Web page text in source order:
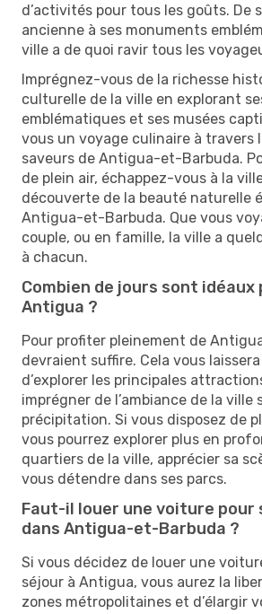
d’activités pour tous les goûts. De
ancienne à ses monuments
ville a de quoi ravir tous les
Imprégnez-vous de la richesse
culturelle de la ville en explorant
emblématiques et ses musées
vous un voyage culinaire à travers
saveurs de Antigua-et-Barbuda.
de plein air, échappez-vous à la
découverte de la beauté naturelle
Antigua-et-Barbuda. Que vous
couple, ou en famille, la ville a
à chacun.
Combien de jours sont
Antigua ?
Pour profiter pleinement de
devraient suffire. Cela vous
d’explorer les principales
imprégner de l’ambiance de la ville
précipitation. Si vous disposez de
vous pourrez explorer plus en
quartiers de la ville, apprécier sa
vous détendre dans ses parcs.
Faut-il louer une voiture pour
dans Antigua-et-Barbuda ?
Si vous décidez de louer une
séjour à Antigua, vous aurez la
zones métropolitaines et d’élargir